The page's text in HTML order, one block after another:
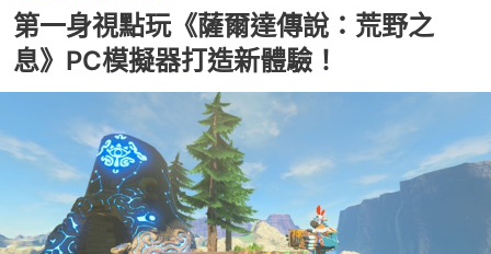
第一身視點玩《薩爾達傳說：荒野之
息》PC模擬器打造新體驗！